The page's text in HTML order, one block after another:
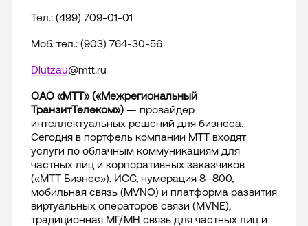
Тел.: (499) 709-01-01
Моб. тел.: (903) 764-30-56
Dlutzau@mtt.ru
ОАО «МТТ» («Межрегиональный
ТранзитТелеком») — провайдер
интеллектуальных решений для бизнеса.
Сегодня в портфель компании МТТ входят
услуги по облачным коммуникациям для
частных лиц и корпоративных заказчиков
(«МТТ Бизнес»), ИСС, нумерация 8–800,
мобильная связь (MVNO) и платформа развития
виртуальных операторов связи (MVNE),
традиционная МГ/МН связь для частных лиц и